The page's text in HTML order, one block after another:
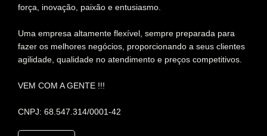
força, inovação, paixão e entusiasmo.
Uma empresa altamente flexível, sempre preparada para
fazer os melhores negócios, proporcionando a seus clientes
agilidade, qualidade no atendimento e preços competitivos.
VEM COM A GENTE !!!
CNPJ: 68.547.314/0001-42